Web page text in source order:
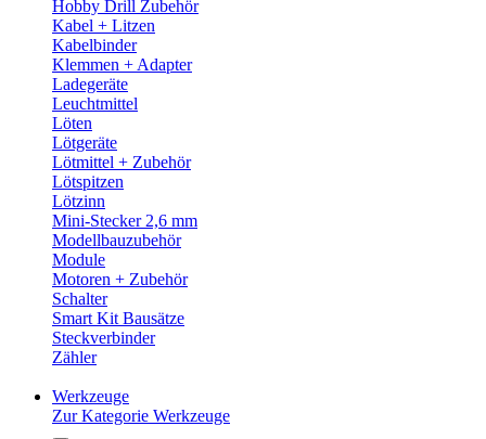
Hobby Drill Zubehör
Kabel + Litzen
Kabelbinder
Klemmen + Adapter
Ladegeräte
Leuchtmittel
Löten
Lötgeräte
Lötmittel + Zubehör
Lötspitzen
Lötzinn
Mini-Stecker 2,6 mm
Modellbauzubehör
Module
Motoren + Zubehör
Schalter
Smart Kit Bausätze
Steckverbinder
Zähler
Werkzeuge
Zur Kategorie Werkzeuge